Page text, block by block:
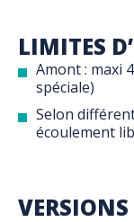
LIMITES
Amont : maxi
spéciale)
Selon
écoulement
VERSIONS